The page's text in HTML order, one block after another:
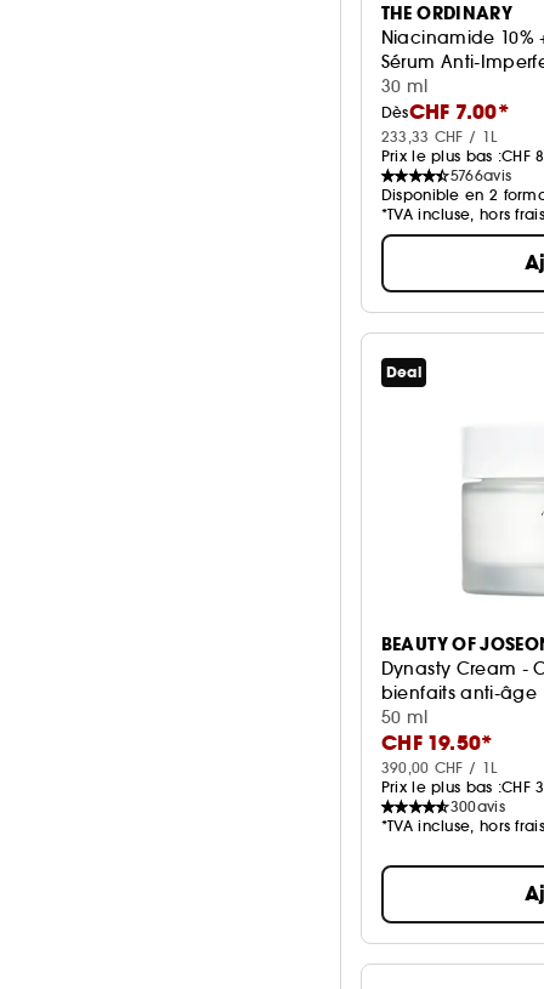
THE ORDINARY
Niacinamide 10%
Sérum Anti-
30 ml
DèsCHF 7.00*
233,33 CHF / 1L
Prix le plus bas :CHF
5766avis
Disponible en 2
*TVA incluse, hors
Deal
BEAUTY OF
Dynasty Cream -
bienfaits anti-âge
50 ml
CHF 19.50*
390,00 CHF / 1L
Prix le plus bas :CHF
300avis
*TVA incluse, hors